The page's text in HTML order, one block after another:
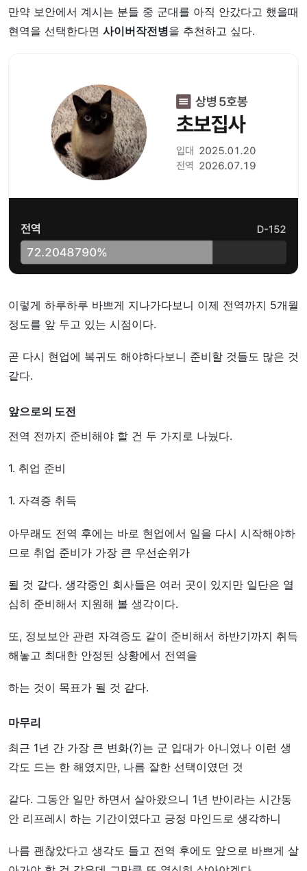
만약 보안에서 계시는 분들 중 군대를 아직 안갔다고 했을때
현역을 선택한다면 사이버작전병을 추천하고 싶다.
이렇게 하루하루 바쁘게 지나가다보니 이제 전역까지 5개월
정도를 앞 두고 있는 시점이다.
곧 다시 현업에 복귀도 해야하다보니 준비할 것들도 많은 것
같다.
앞으로의 도전
전역 전까지 준비해야 할 건 두 가지로 나눴다.
1. 취업 준비
1. 자격증 취득
아무래도 전역 후에는 바로 현업에서 일을 다시 시작해야하
므로 취업 준비가 가장 큰 우선순위가
될 것 같다. 생각중인 회사들은 여러 곳이 있지만 일단은 열
심히 준비해서 지원해 볼 생각이다.
또, 정보보안 관련 자격증도 같이 준비해서 하반기까지 취득
해놓고 최대한 안정된 상황에서 전역을
하는 것이 목표가 될 것 같다.
마무리
최근 1년 간 가장 큰 변화(?)는 군 입대가 아니였나 이런 생
각도 드는 한 해였지만, 나름 잘한 선택이였던 것
같다. 그동안 일만 하면서 살아왔으니 1년 반이라는 시간동
안 리프레시 하는 기간이였다고 긍정 마인드로 생각하니
나름 괜찮았다고 생각도 들고 전역 후에도 앞으로 바쁘게 살